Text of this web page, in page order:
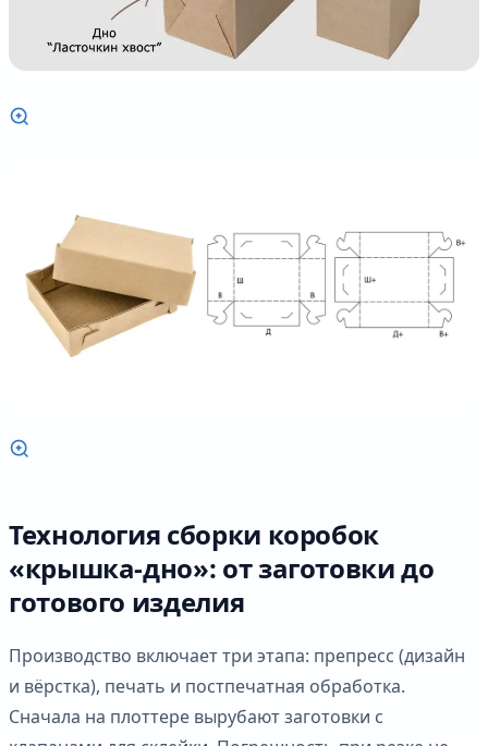
Технология сборки коробок
«крышка-дно»: от заготовки до
готового изделия
Производство включает три этапа: препресс (дизайн
и вёрстка), печать и постпечатная обработка.
Сначала на плоттере вырубают заготовки с